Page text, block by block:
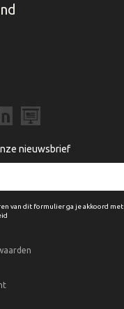
nieuwsbrief
van dit formulier ga je akkoord met